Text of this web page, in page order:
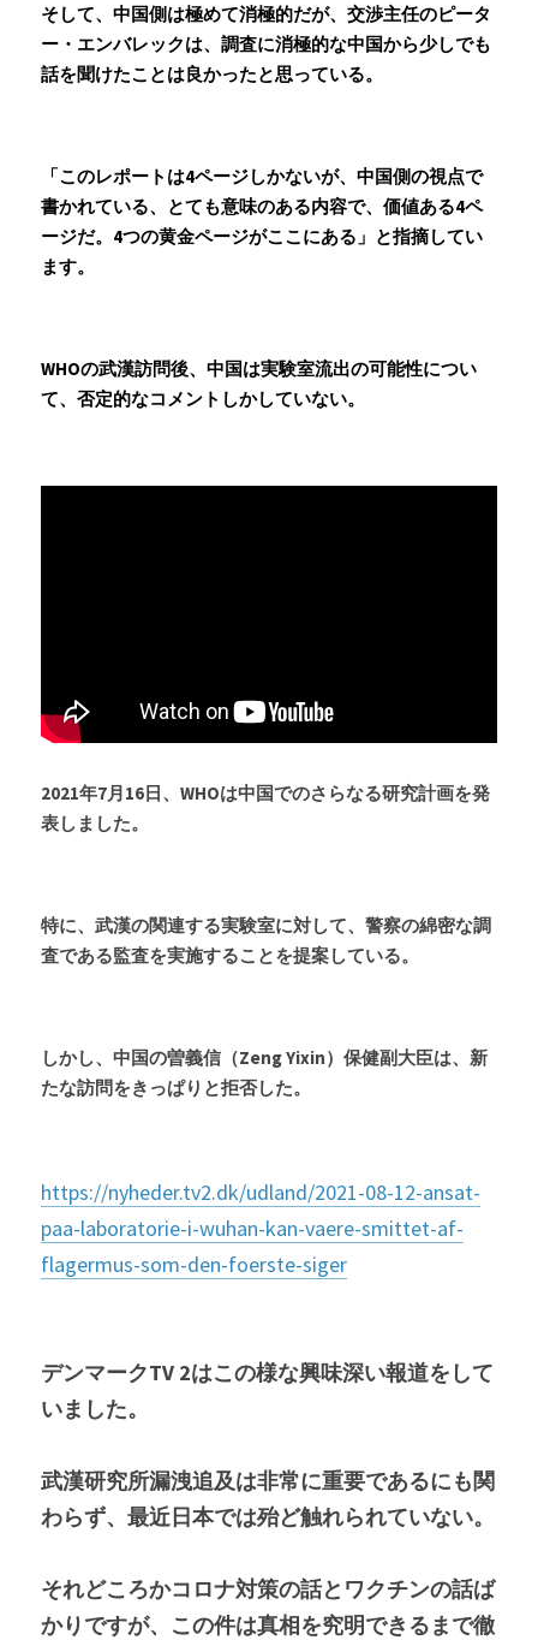
そして、中国側は極めて消極的だが、交渉主任のピータ
ー・エンバレックは、調査に消極的な中国から少しでも
話を聞けたことは良かったと思っている。
「このレポートは4ページしかないが、中国側の視点で
書かれている、とても意味のある内容で、価値ある4ペ
ージだ。4つの黄金ページがここにある」と指摘してい
ます。
WHOの武漢訪問後、中国は実験室流出の可能性につい
て、否定的なコメントしかしていない。
2021年7月16日、WHOは中国でのさらなる研究計画を発
表しました。
特に、武漢の関連する実験室に対して、警察の綿密な調
査である監査を実施することを提案している。
しかし、中国の曽義信（Zeng Yixin）保健副大臣は、新
たな訪問をきっぱりと拒否した。
https://nyheder.tv2.dk/udland/2021-08-12-ansat-
paa-laboratorie-i-wuhan-kan-vaere-smittet-af-
flagermus-som-den-foerste-siger
デンマークTV 2はこの様な興味深い報道をして
いました。
武漢研究所漏洩追及は非常に重要であるにも関
わらず、最近日本では殆ど触れられていない。
それどころかコロナ対策の話とワクチンの話ば
かりですが、この件は真相を究明できるまで徹